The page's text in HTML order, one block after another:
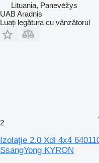
Lituania, Panevėžys
UAB Aradnis
Luați legătura cu vânzătorul
2
Izolaţie 2.0 Xdi 4x4
SsangYong KYRON